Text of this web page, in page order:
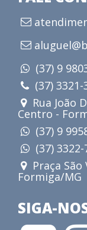
(37) 9
(37) 3321-
Rua João
Centro -
(37) 9
(37)
Praça
Formiga/MG
SIGA-